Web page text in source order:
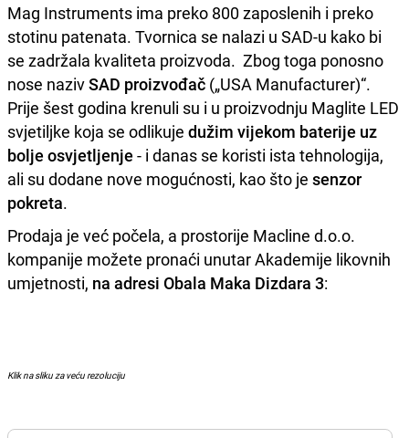
Mag Instruments ima preko 800 zaposlenih i preko
stotinu patenata. Tvornica se nalazi u SAD-u kako bi
se zadržala kvaliteta proizvoda. Zbog toga ponosno
nose nazivSAD proizvođač („USA Manufacturer)“.
Prije šest godina krenuli su i u proizvodnju Maglite LED
svjetiljke koja se odlikuje dužim vijekom baterije uz
bolje osvjetljenje - i danas se koristi ista tehnologija,
ali su dodane nove mogućnosti, kao što je senzor
pokreta.
Prodaja je već počela, a prostorije Macline d.o.o.
kompanije možete pronaći unutar Akademije likovnih
umjetnosti, na adresi Obala Maka Dizdara 3:
Klik na sliku za veću rezoluciju